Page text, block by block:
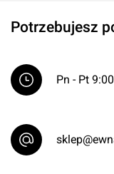
Potrzebujesz
Pn - Pt